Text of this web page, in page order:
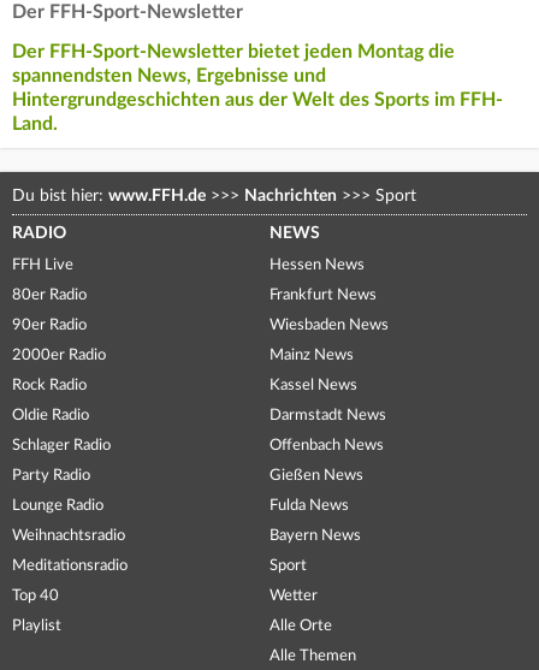
Der FFH-Sport-Newsletter
Der FFH-Sport-Newsletter bietet jeden Montag die
spannendsten News, Ergebnisse und
Hintergrundgeschichten aus der Welt des Sports im FFH-
Land.
Du bist hier: www.FFH.de >>> Nachrichten >>> Sport
RADIO
FFH Live
80er Radio
90er Radio
2000er Radio
Rock Radio
Oldie Radio
Schlager Radio
Party Radio
Lounge Radio
Weihnachtsradio
Meditationsradio
Top 40
Playlist
NEWS
Hessen News
Frankfurt News
Wiesbaden News
Mainz News
Kassel News
Darmstadt News
Offenbach News
Gießen News
Fulda News
Bayern News
Sport
Wetter
Alle Orte
Alle Themen